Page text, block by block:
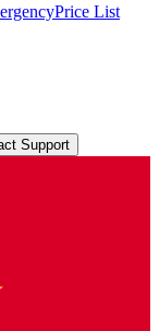
Price List
Support